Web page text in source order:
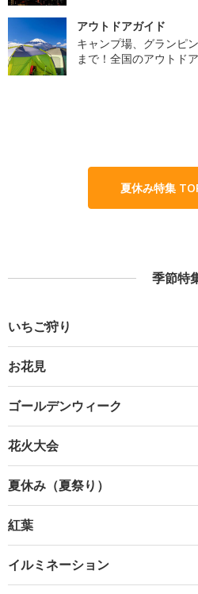
アウトドアガイド
キャンプ場、グランピ
まで！全国のアウトド
夏休み特集
季節特
いちご狩り
お花見
ゴールデンウィーク
花火大会
夏休み（夏祭り）
紅葉
イルミネーション